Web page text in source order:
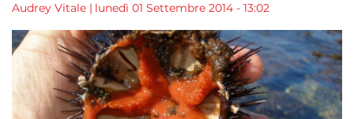
Audrey Vitale | lunedì 01 Settembre 2014 - 13:02